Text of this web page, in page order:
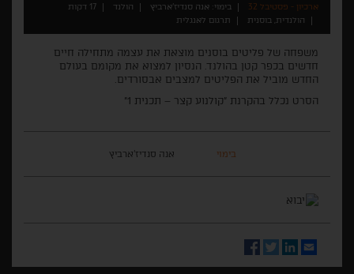
ארכיון - פסטיבל 32 בימוי: אנה סנדיז'ארביץ הולנד
17 דקות
הולנדית, בוסנית
תרגום לאנגלית
משפחה של פליטים בוסנים מוצאת את עצמה מתחילה חיים
חדשים בכפר קטן בהולנד. הנסיון למצוא את מקומם בעולם
החדש מוביל את הפליטים למצבים אבסורדים.
הסרט נכלל בהקרנת "קולנוע קצר – תכנית 1"
בימוי אנה סנדיז'ארביץ
Email
LinkedIn
Twitter
Facebook